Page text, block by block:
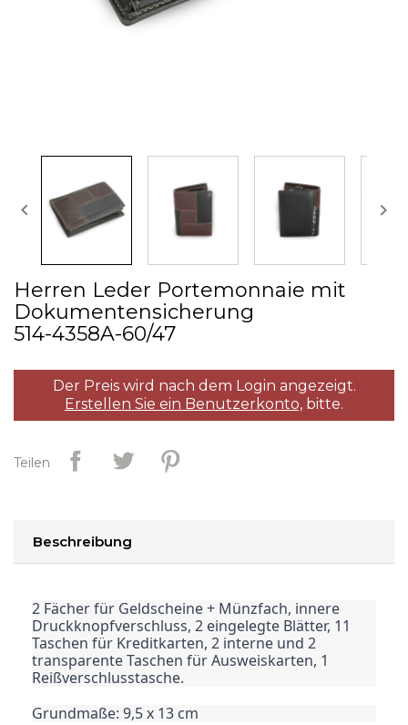
 
Herren Leder Portemonnaie mit
Dokumentensicherung
514­-4358A­-60/47
Der Preis wird nach dem Login angezeigt.
Erstellen Sie ein Benutzerkonto, bitte.
Teilen
Beschreibung
2 Fächer für Geldscheine + Münzfach, innere
Druckknopfverschluss, 2 eingelegte Blätter, 11
Taschen für Kreditkarten, 2 interne und 2
transparente Taschen für Ausweiskarten, 1
Reißverschlusstasche.
Grundmaße: 9,5 x 13 cm